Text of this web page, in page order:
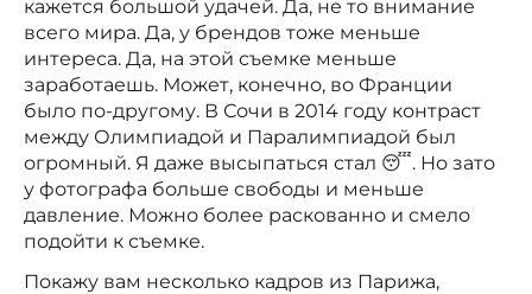
кажется большой удачей. Да, не то внимание
всего мира. Да, у брендов тоже меньше
интереса. Да, на этой съемке меньше
заработаешь. Может, конечно, во Франции
было по-другому. В Сочи в 2014 году контраст
между Олимпиадой и Паралимпиадой был
огромный. Я даже высыпаться стал 😴. Но зато
у фотографа больше свободы и меньше
давление. Можно более раскованно и смело
подойти к съемке.
Покажу вам несколько кадров из Парижа,